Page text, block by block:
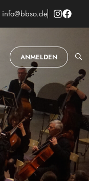
info@bbso.de
ANMELDEN